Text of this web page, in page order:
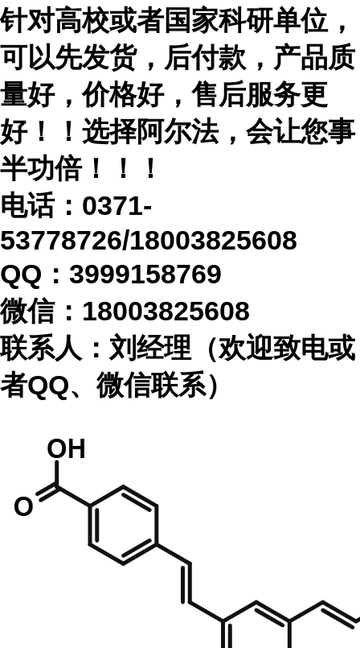
针对高校或者国家科研单位，
可以先发货，后付款，产品质
量好，价格好，售后服务更
好！！选择阿尔法，会让您事
半功倍！！！
电话： 0371-
53778726/18003825608
QQ：3999158769
微信： 18003825608
联系人：刘经理（欢迎致电或
者QQ、微信联系）